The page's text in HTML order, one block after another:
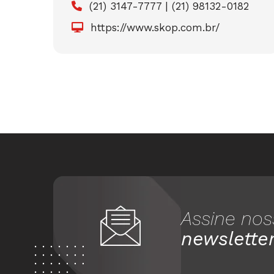
(21) 3147-7777 | (21) 98132-0182
https://www.skop.com.br/
Assine